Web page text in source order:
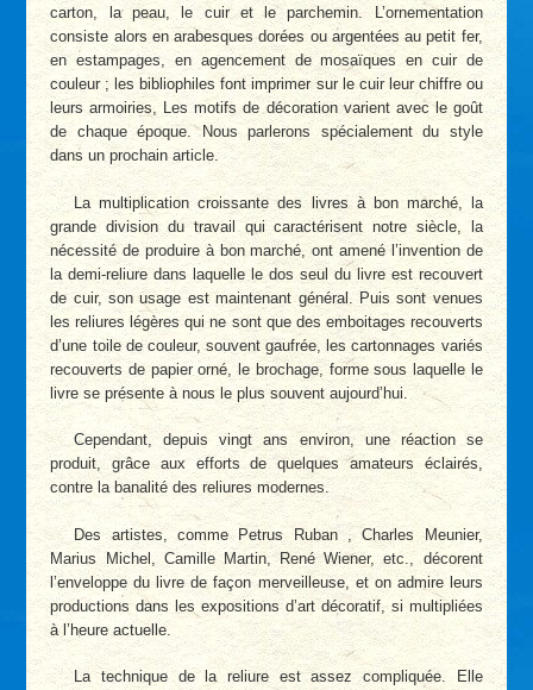
carton, la peau, le cuir et le parchemin. L’ornementation
consiste alors en arabesques dorées ou argentées au petit fer,
en estampages, en agencement de mosaïques en cuir de
couleur ; les bibliophiles font imprimer sur le cuir leur chiffre ou
leurs armoiries, Les motifs de décoration varient avec le goût
de chaque époque. Nous parlerons spécialement du style
dans un prochain article.
La multiplication croissante des livres à bon marché, la
grande division du travail qui caractérisent notre siècle, la
nécessité de produire à bon marché, ont amené l’invention de
la demi-reliure dans laquelle le dos seul du livre est recouvert
de cuir, son usage est maintenant général. Puis sont venues
les reliures légères qui ne sont que des emboitages recouverts
d’une toile de couleur, souvent gaufrée, les cartonnages variés
recouverts de papier orné, le brochage, forme sous laquelle le
livre se présente à nous le plus souvent aujourd’hui.
Cependant, depuis vingt ans environ, une réaction se
produit, grâce aux efforts de quelques amateurs éclairés,
contre la banalité des reliures modernes.
Des artistes, comme Petrus Ruban , Charles Meunier,
Marius Michel, Camille Martin, René Wiener, etc., décorent
l’enveloppe du livre de façon merveilleuse, et on admire leurs
productions dans les expositions d’art décoratif, si multipliées
à l’heure actuelle.
La technique de la reliure est assez compliquée. Elle